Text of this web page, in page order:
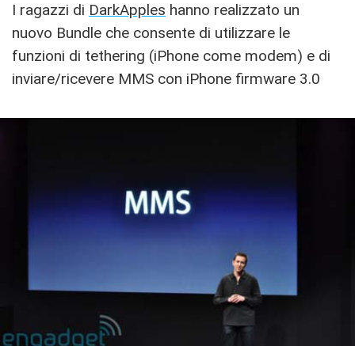
I ragazzi di DarkApples hanno realizzato un
nuovo Bundle che consente di utilizzare le
funzioni di tethering (iPhone come modem) e di
inviare/ricevere MMS con iPhone firmware 3.0